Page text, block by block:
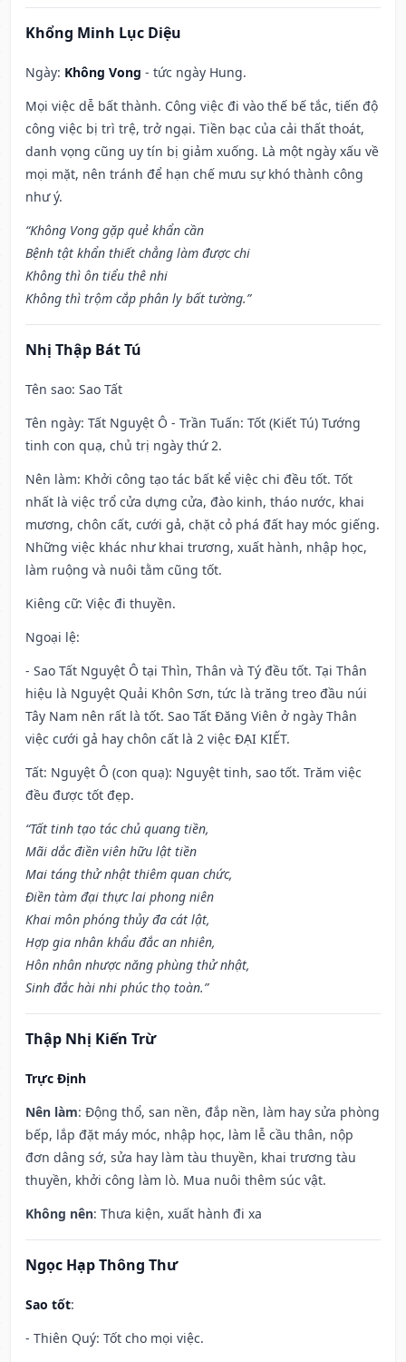
Khổng Minh Lục Diệu
Ngày: Không Vong - tức ngày Hung.
Mọi việc dễ bất thành. Công việc đi vào thế bế tắc, tiến độ
công việc bị trì trệ, trở ngại. Tiền bạc của cải thất thoát,
danh vọng cũng uy tín bị giảm xuống. Là một ngày xấu về
mọi mặt, nên tránh để hạn chế mưu sự khó thành công
như ý.
“Không Vong gặp quẻ khẩn cần
Bệnh tật khẩn thiết chẳng làm được chi
Không thì ôn tiểu thê nhi
Không thì trộm cắp phân ly bất tường.”
Nhị Thập Bát Tú
Tên sao: Sao Tất
Tên ngày: Tất Nguyệt Ô - Trần Tuấn: Tốt (Kiết Tú) Tướng
tinh con quạ, chủ trị ngày thứ 2.
Nên làm: Khởi công tạo tác bất kể việc chi đều tốt. Tốt
nhất là việc trổ cửa dựng cửa, đào kinh, tháo nước, khai
mương, chôn cất, cưới gả, chặt cỏ phá đất hay móc giếng.
Những việc khác như khai trương, xuất hành, nhập học,
làm ruộng và nuôi tằm cũng tốt.
Kiêng cữ: Việc đi thuyền.
Ngoại lệ:
- Sao Tất Nguyệt Ô tại Thìn, Thân và Tý đều tốt. Tại Thân
hiệu là Nguyệt Quải Khôn Sơn, tức là trăng treo đầu núi
Tây Nam nên rất là tốt. Sao Tất Đăng Viên ở ngày Thân
việc cưới gả hay chôn cất là 2 việc ĐẠI KIẾT.
Tất: Nguyệt Ô (con quạ): Nguyệt tinh, sao tốt. Trăm việc
đều được tốt đẹp.
“Tất tinh tạo tác chủ quang tiền,
Mãi dắc điền viên hữu lật tiền
Mai táng thử nhật thiêm quan chức,
Điền tàm đại thực lai phong niên
Khai môn phóng thủy đa cát lật,
Hợp gia nhân khẩu đắc an nhiên,
Hôn nhân nhược năng phùng thử nhật,
Sinh đắc hài nhi phúc thọ toàn.”
Thập Nhị Kiến Trừ
Trực Định
Nên làm: Động thổ, san nền, đắp nền, làm hay sửa phòng
bếp, lắp đặt máy móc, nhập học, làm lễ cầu thân, nộp
đơn dâng sớ, sửa hay làm tàu thuyền, khai trương tàu
thuyền, khởi công làm lò. Mua nuôi thêm súc vật.
Không nên: Thưa kiện, xuất hành đi xa
Ngọc Hạp Thông Thư
Sao tốt:
- Thiên Quý: Tốt cho mọi việc.